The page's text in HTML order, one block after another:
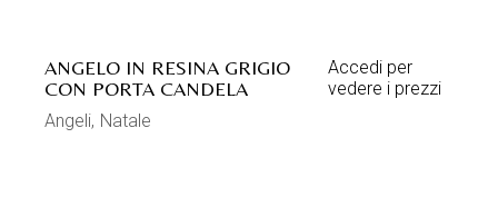
ANGELO IN RESINA GRIGIO
CON PORTA CANDELA
Accedi per
vedere i prezzi
Angeli Natale